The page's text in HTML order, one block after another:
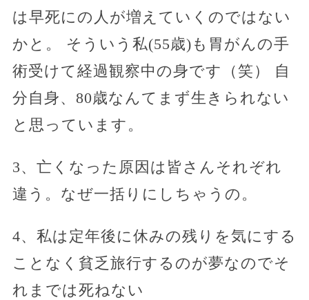
は早死にの人が増えていくのではない
かと。 そういう私(55歳)も胃がんの手
術受けて経過観察中の身です（笑） 自
分自身、80歳なんてまず生きられない
と思っています。
3、亡くなった原因は皆さんそれぞれ
違う。なぜ一括りにしちゃうの。
4、私は定年後に休みの残りを気にする
ことなく貧乏旅行するのが夢なのでそ
れまでは死ねない